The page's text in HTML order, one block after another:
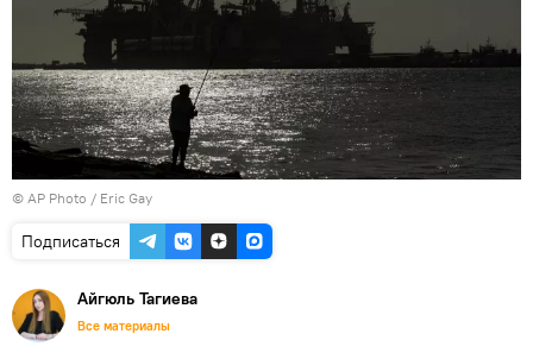
© AP Photo / Eric Gay
Подписаться
Айгюль Тагиева
Все материалы